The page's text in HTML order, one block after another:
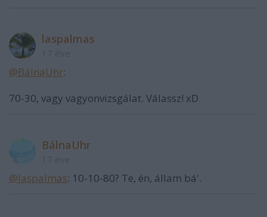
laspalmas
@BálnaUhr:
70-30, vagy vagyonvizsgálat. Válassz! xD
BálnaUhr
@laspalmas: 10-10-80? Te, én, állam bá'.